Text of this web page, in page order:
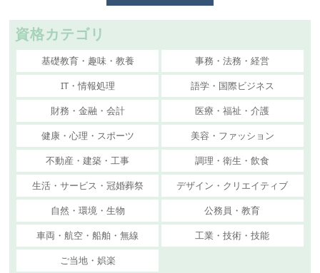
資格カテゴリ
基礎教育・趣味・教養
事務・法務・経営
IT・情報処理
語学・国際ビジネス
財務・金融・会計
医療・福祉・介護
健康・心理・スポーツ
美容・ファッション
不動産・建築・工事
調理・衛生・飲食
生活・サービス・冠婚葬祭
デザイン・クリエイティブ
自然・環境・生物
公務員・教育
車両・航空・船舶・無線
工業・技術・技能
ご当地・娯楽